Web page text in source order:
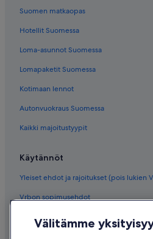
Suomen matkaopas
Hotellit Suomessa
Loma-asunnot Suomessa
Lomapaketit Suomessa
Kotimaan lennot
Autonvuokraus Suomessa
Kaikki majoitustyypit
Käytännöt
Yleiset ehdot ja rajoitukset (pois lukien
Vrbon sopimusehdot
Välitämme